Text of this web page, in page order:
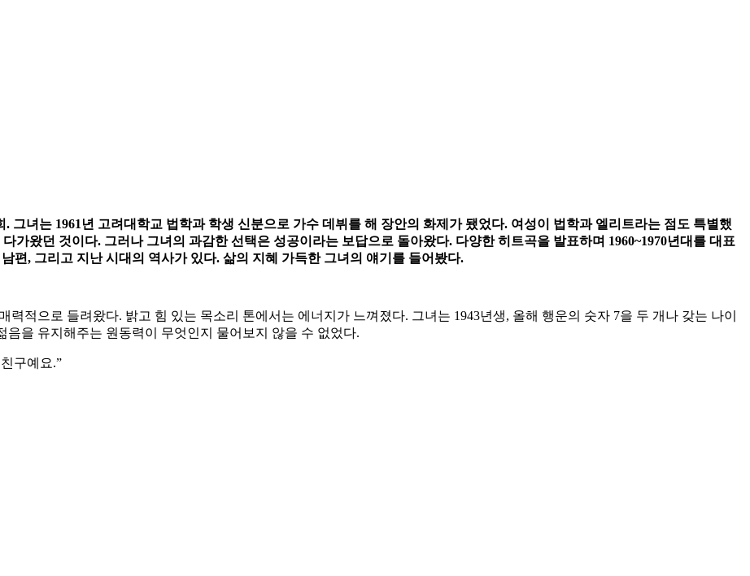
그녀는 1961년 고려대학교 법학과 학생 신분으로 가수 데뷔를 해 장안의 화제가 됐었다. 여성이 법학과 엘리트라는 점도 특별했
가왔던 것이다. 그러나 그녀의 과감한 선택은 성공이라는 보답으로 돌아왔다. 다양한 히트곡을 발표하며 1960~1970년대를 대표
편, 그리고 지난 시대의 역사가 있다. 삶의 지혜 가득한 그녀의 얘기를 들어봤다.
적으로 들려왔다. 밝고 힘 있는 목소리 톤에서는 에너지가 느껴졌다. 그녀는 1943년생, 올해 행운의 숫자 7을 두 개나 갖는 나이
을 유지해주는 원동력이 무엇인지 물어보지 않을 수 없었다.
구예요.”